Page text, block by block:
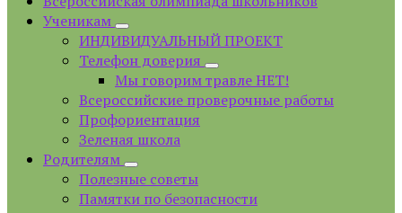
Ученикам
ИНДИВИДУАЛЬНЫЙ ПРОЕКТ
Телефон доверия
Мы говорим травле НЕТ!
Всероссийские проверочные работы
Профориентация
Зеленая школа
Родителям
Полезные советы
Памятки по безопасности